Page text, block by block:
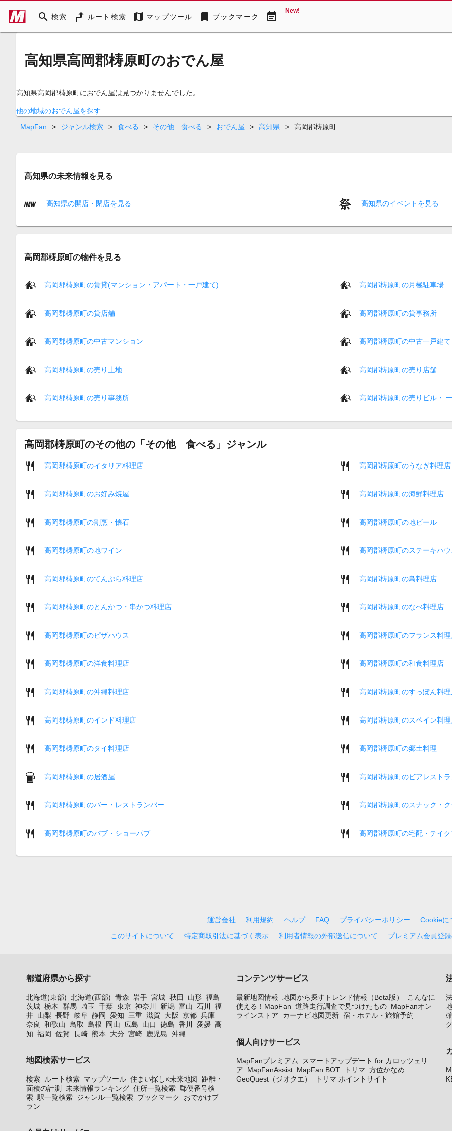
search 検索 ルート検索 map マップツール bookmark ブックマーク event_note New!
高知県高岡郡梼原町のおでん屋
高知県高岡郡梼原町におでん屋は見つかりませんでした。
他の地域のおでん屋を探す
MapFan
> ジャンル検索 > 食べる > その他 食べる > おでん屋 > 高知県 > 高岡郡梼原町
高知県の未来情報を見る
高知県の開店・閉店を見る 高知県のイベントを見る
高岡郡梼原町の物件を見る
高岡郡梼原町の賃貸(マンション・アパート・一戸建て) 高岡郡梼原町の月極駐車場
高岡郡梼原町の貸店舗 高岡郡梼原町の貸事務所
高岡郡梼原町の中古マンション 高岡郡梼原町の中古一戸建て
高岡郡梼原町の売り土地 高岡郡梼原町の売り店舗
高岡郡梼原町の売り事務所 高岡郡梼原町の売りビル・
高岡郡梼原町のその他の「その他 食べる」ジャンル
高岡郡梼原町のイタリア料理店 高岡郡梼原町のうなぎ料理店
高岡郡梼原町のお好み焼屋 高岡郡梼原町の海鮮料理店
高岡郡梼原町の割烹・懐石 高岡郡梼原町の地ビール
高岡郡梼原町の地ワイン 高岡郡梼原町のステーキハ
高岡郡梼原町のてんぷら料理店 高岡郡梼原町の鳥料理店
高岡郡梼原町のとんかつ・串かつ料理店 高岡郡梼原町のなべ料理店
高岡郡梼原町のピザハウス 高岡郡梼原町のフランス料
高岡郡梼原町の洋食料理店 高岡郡梼原町の和食料理店
高岡郡梼原町の沖縄料理店 高岡郡梼原町のすっぽん料
高岡郡梼原町のインド料理店 高岡郡梼原町のスペイン料
高岡郡梼原町のタイ料理店 高岡郡梼原町の郷土料理
高岡郡梼原町の居酒屋 高岡郡梼原町のビアレスト
高岡郡梼原町のバー・レストランバー 高岡郡梼原町のスナック・
高岡郡梼原町のパブ・ショーパブ 高岡郡梼原町の宅配・テイ
運営会社 利用規約 ヘルプ FAQ プライバシーポリシー
Cookieに
このサイトについて
特定商取引法に基づく表示 利用者情報の外部送信について プレミアム会員登
都道府県から探す
北海道(東部) 北海道(西部) 青森 岩手 宮城 秋田 山形 福島
茨城 栃木 群馬 埼玉 千葉 東京 神奈川 新潟 富山 石川
福
井 山梨 長野 岐阜 静岡 愛知 三重 滋賀 大阪 京都 兵庫
奈良
和歌山 鳥取 島根 岡山 広島 山口 徳島 香川 愛媛 高
知 福岡 佐賀 長崎 熊本 大分 宮崎 鹿児島 沖縄
地図検索サービス
検索 ルート検索 マップツール 住まい探し×未来地図
距離・
面積の計測 未来情報ランキング 住所一覧検索 郵便番号検
索 駅一覧検索 ジャンル一覧検索 ブックマーク
おでかけプ
ラン
コンテンツサービス
最新地図情報 地図から探すトレンド情報（Beta版）
こんなに
使える！MapFan 道路走行調査で見つけたもの MapFanオン
ラインストア
カーナビ地図更新 宿・ホテル・旅館予約
個人向けサービス
MapFanプレミアム
スマートアップデート for カロッツェリ
ア
MapFanAssist MapFan BOT トリマ 方位かなめ
GeoQuest（ジオクエ）
トリマ ポイントサイト